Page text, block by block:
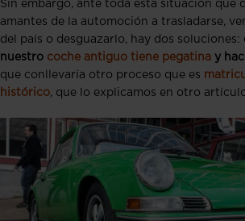
Sin embargo, ante toda esta situación que
amantes de la automoción a trasladarse,
del país o desguazarlo, hay dos soluciones:
nuestro coche antiguo tiene pegatina y
que conllevaría otro proceso que es
histórico, que lo explicamos en otro